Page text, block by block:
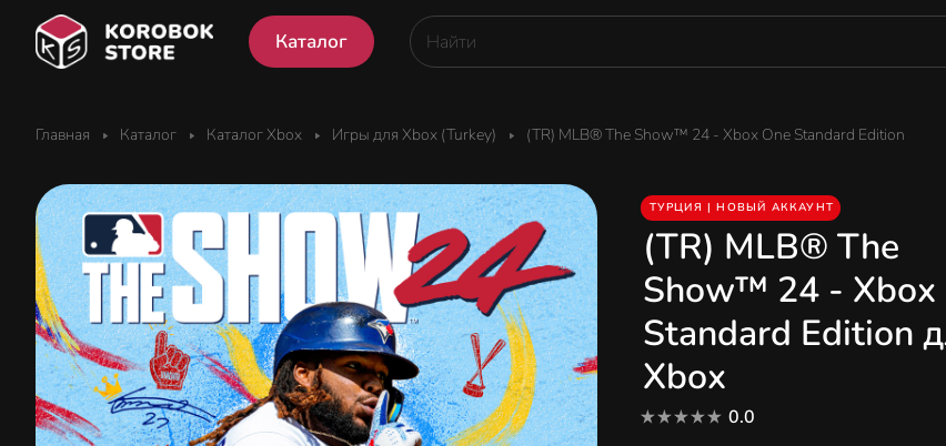
Каталог
Главная Каталог Каталог Xbox Игры для Xbox (Turkey) (TR) MLB® The Show™ 24 - Xbox One Standard Edition
ТУРЦИЯ | НОВЫЙ АККАУНТ
(TR) MLB® The
Show™ 24 - Xbox
Standard Edition
Xbox
0.0